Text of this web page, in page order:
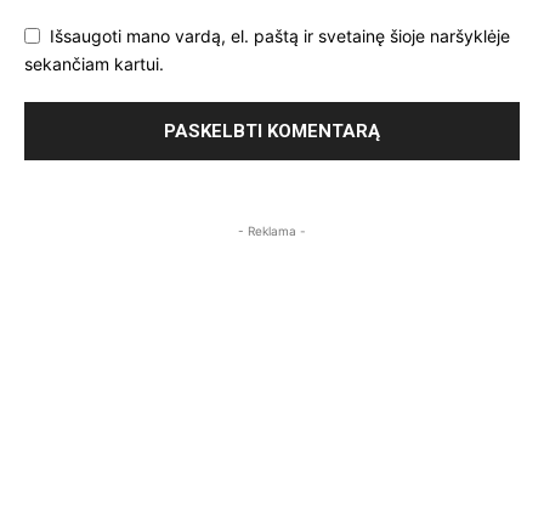
Išsaugoti mano vardą, el. paštą ir svetainę šioje naršyklėje
sekančiam kartui.
- Reklama -